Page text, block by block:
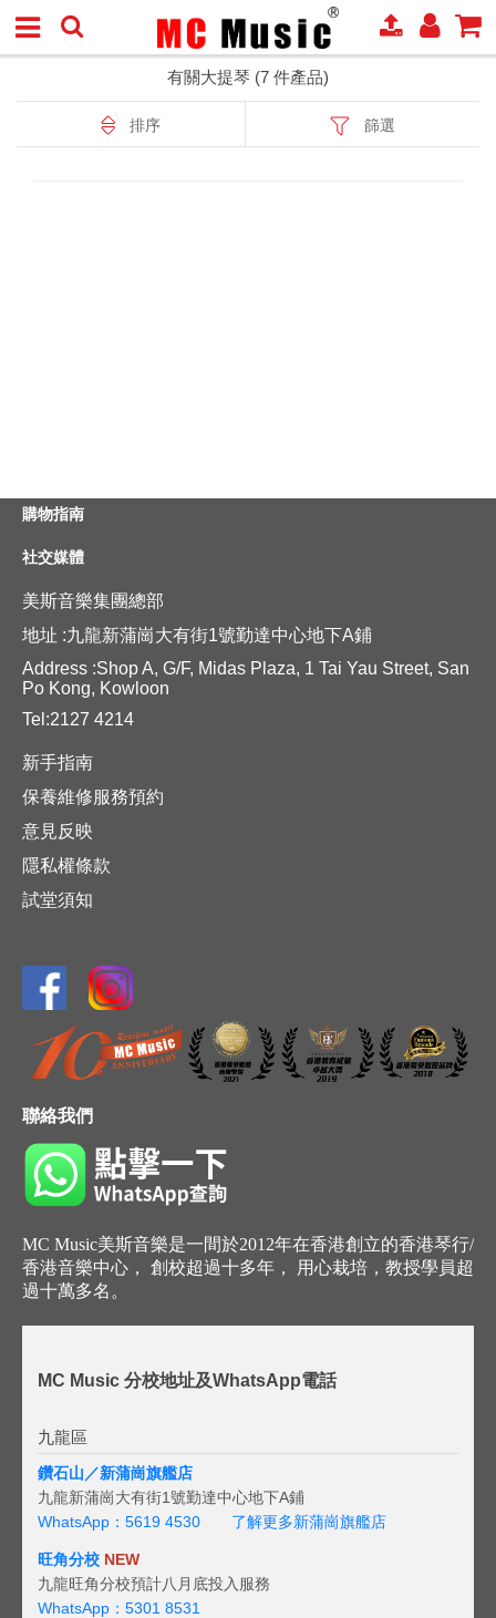
有關大提琴 (7 件產品)
排序 篩選
購物指南
社交媒體
美斯音樂集團總部
地址 :九龍新蒲崗大有街1號勤達中心地下A鋪
Address :Shop A, G/F, Midas Plaza, 1 Tai Yau Street, San
Po Kong, Kowloon
Tel:2127 4214
新手指南
保養維修服務預約
意見反映
隱私權條款
試堂須知
聯絡我們
MC Music美斯音樂是一間於2012年在香港創立的香港琴行/
香港音樂中心， 創校超過十多年， 用心栽培，教授學員超
過十萬多名。
MC Music 分校地址及WhatsApp電話
九龍區
鑽石山／新蒲崗旗艦店
九龍新蒲崗大有街1號勤達中心地下A鋪
WhatsApp：5619 4530
了解更多新蒲崗旗艦店
旺角分校 NEW
九龍旺角分校預計八月底投入服務
WhatsApp：5301 8531